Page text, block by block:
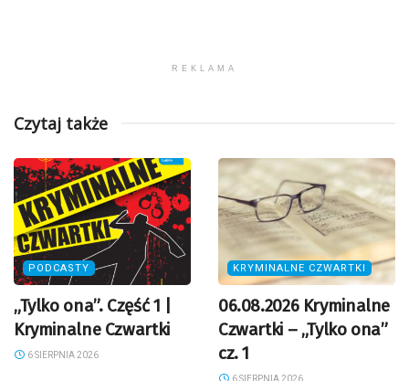
REKLAMA
Czytaj także
PODCASTY
„Tylko ona”. Część 1 |
Kryminalne Czwartki
6 SIERPNIA 2026
KRYMINALNE CZWARTKI
06.08.2026 Kryminalne
Czwartki – „Tylko ona”
cz. 1
6 SIERPNIA 2026